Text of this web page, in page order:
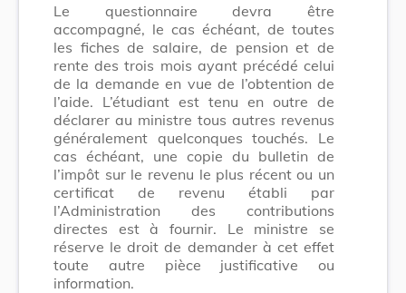
Le questionnaire devra être
accompagné, le cas échéant, de toutes
les fiches de salaire, de pension et de
rente des trois mois ayant précédé celui
de la demande en vue de l’obtention de
l’aide. L’étudiant est tenu en outre de
déclarer au ministre tous autres revenus
généralement quelconques touchés. Le
cas échéant, une copie du bulletin de
l’impôt sur le revenu le plus récent ou un
certificat de revenu établi par
l’Administration des contributions
directes est à fournir. Le ministre se
réserve le droit de demander à cet effet
toute autre pièce justificative ou
information.